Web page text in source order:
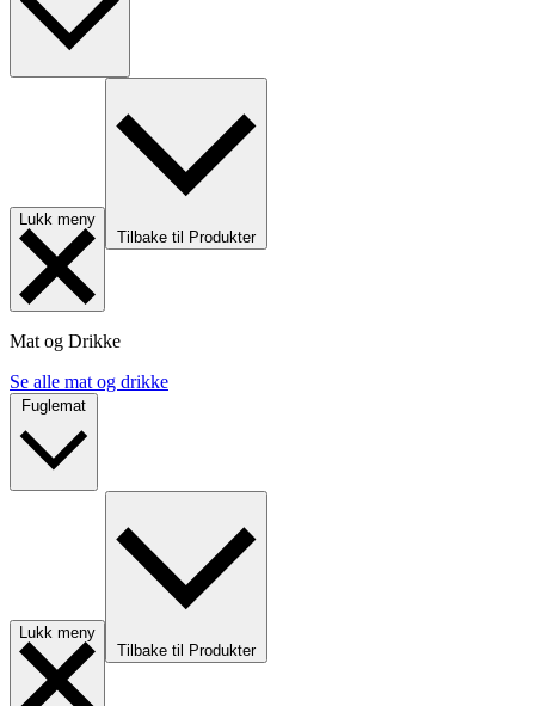
Lukk meny
Tilbake til Produkter
Mat og Drikke
Se alle mat og drikke
Lukk meny
Tilbake til Produkter